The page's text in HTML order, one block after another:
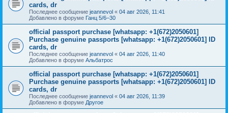
cards, dr
Последнее сообщение jeannevol « 04 авг 2026, 11:41
Добавлено в форуме Ганц 5/6–30
official passport purchase [whatsapp: +1(672)2050601]
Purchase genuine passports [whatsapp: +1(672)2050601] ID
cards, dr
Последнее сообщение jeannevol « 04 авг 2026, 11:40
Добавлено в форуме Альбатрос
official passport purchase [whatsapp: +1(672)2050601]
Purchase genuine passports [whatsapp: +1(672)2050601] ID
cards, dr
Последнее сообщение jeannevol « 04 авг 2026, 11:39
Добавлено в форуме Другое